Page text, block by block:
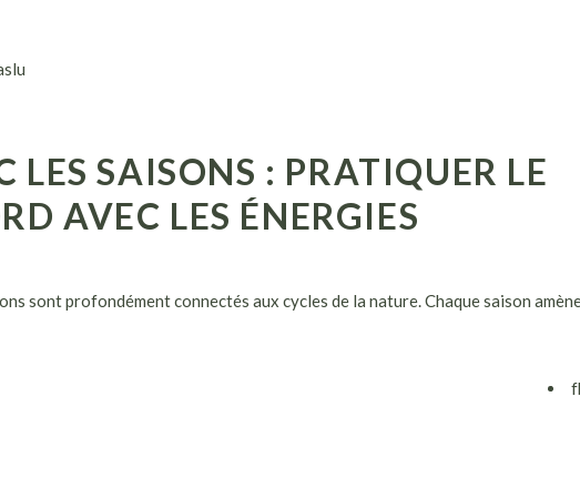
LES SAISONS : PRATIQUER LE
AVEC LES ÉNERGIES
sont profondément connectés aux cycles de la nature. Chaque saison